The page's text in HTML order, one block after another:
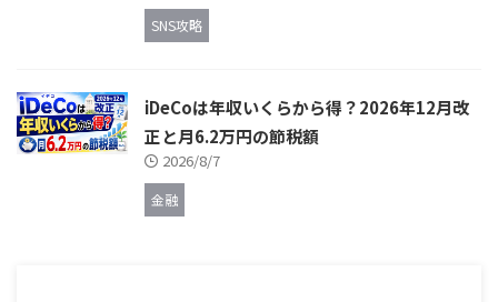
SNS攻略
iDeCoは年収いくらから得？2026年12月改
正と月6.2万円の節税額
2026/8/7
金融